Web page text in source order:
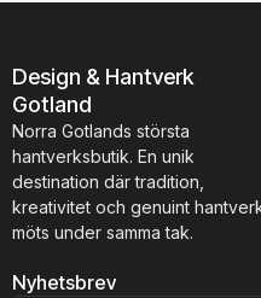
Design & Hantverk
Gotland
Norra Gotlands största
hantverksbutik. En unik
destination där tradition,
kreativitet och genuint
möts under samma tak.
Nyhetsbrev